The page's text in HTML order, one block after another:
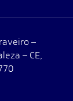
–
– CE,